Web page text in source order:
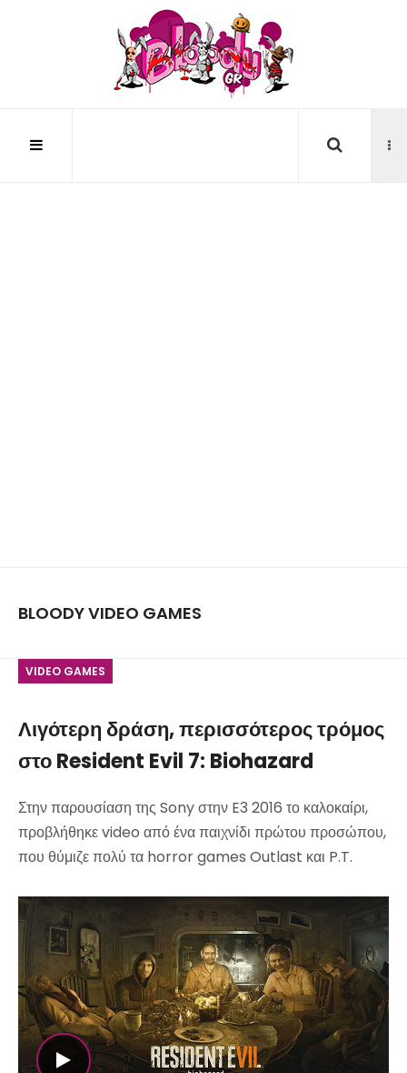
BLOODY VIDEO GAMES
VIDEO GAMES
Λιγότερη δράση, περισσότερος τρόμος
στο Resident Evil 7: Biohazard
Στην παρουσίαση της Sony στην E3 2016 το καλοκαίρι,
προβλήθηκε video από ένα παιχνίδι πρώτου προσώπου,
που θύμιζε πολύ τα horror games Outlast και P.T.
WATCH THE VIDEO